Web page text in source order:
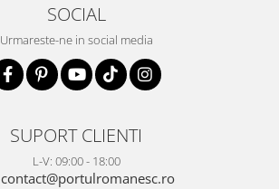
SOCIAL
Urmareste-ne in social media
SUPORT CLIENTI
L-V: 09:00 - 18:00
contact@portulromanesc.ro